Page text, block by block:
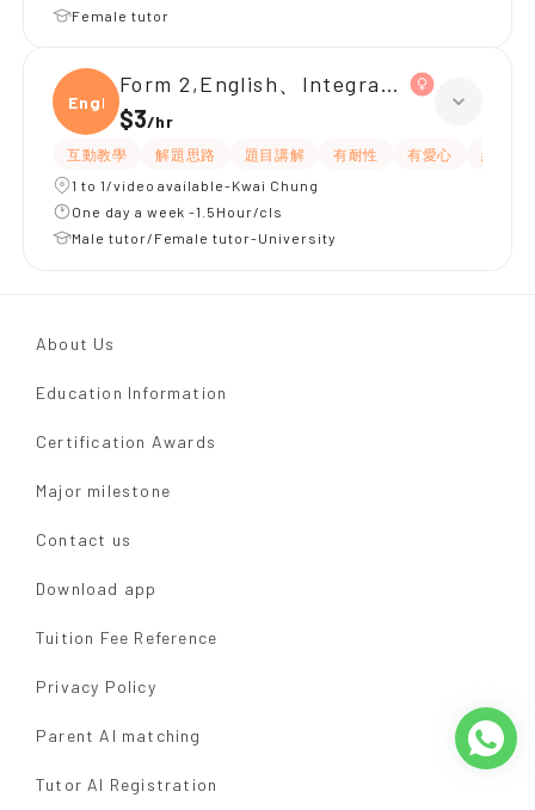
Female tutor
Engli
Form 2,English、Integrated Science
$3/hr
互動教學 解題思路 題目講解 有耐性 有愛心
細心
1 to 1/video available-Kwai Chung
One day a week -1.5Hour/cls
Male tutor/Female tutor-University
About Us
Education Information
Certification Awards
Major milestone
Contact us
Download app
Tuition Fee Reference
Privacy Policy
Parent AI matching
Tutor AI Registration